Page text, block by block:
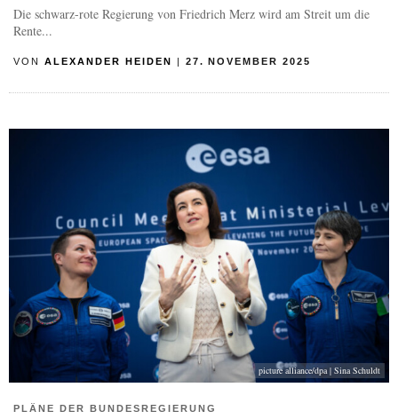
Die schwarz-rote Regierung von Friedrich Merz wird am Streit um die
Rente...
VON ALEXANDER HEIDEN 27. NOVEMBER 2025
picture alliance/dpa | Sina Schuldt
PLÄNE DER BUNDESREGIERUNG